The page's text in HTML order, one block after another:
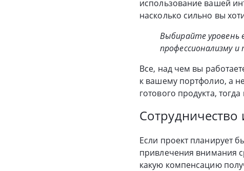
использование вашей
насколько сильно вы
Выбирайте
профессионализму
Все, над чем вы
к вашему портфолио, а
готового продукта,
Если проект планирует
привлечения внимания
какую компенсацию